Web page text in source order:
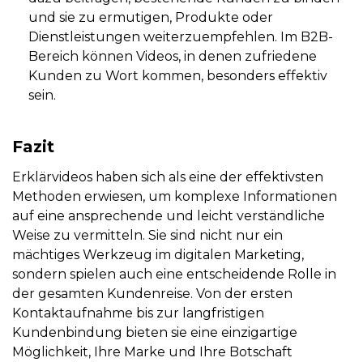
und sie zu ermutigen, Produkte oder
Dienstleistungen weiterzuempfehlen. Im B2B-
Bereich können Videos, in denen zufriedene
Kunden zu Wort kommen, besonders effektiv
sein​.
Fazit
Erklärvideos haben sich als eine der effektivsten
Methoden erwiesen, um komplexe Informationen
auf eine ansprechende und leicht verständliche
Weise zu vermitteln. Sie sind nicht nur ein
mächtiges Werkzeug im digitalen Marketing,
sondern spielen auch eine entscheidende Rolle in
der gesamten Kundenreise. Von der ersten
Kontaktaufnahme bis zur langfristigen
Kundenbindung bieten sie eine einzigartige
Möglichkeit, Ihre Marke und Ihre Botschaft